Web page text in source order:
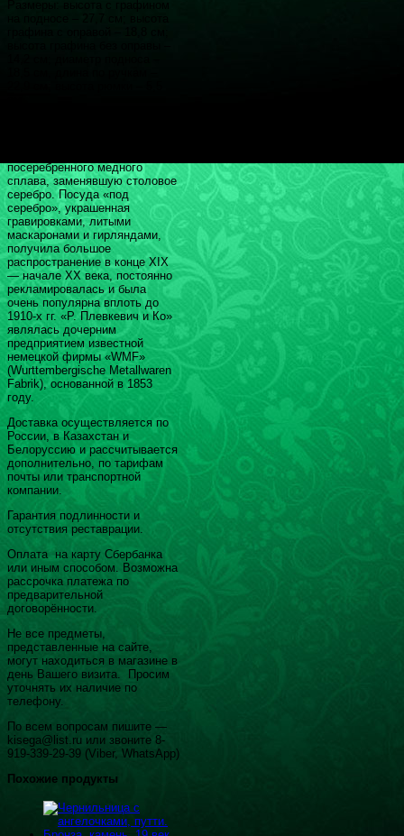
посеребренного медного
сплава, заменявшую столовое
серебро. Посуда «под
серебро», украшенная
гравировками, литыми
маскаронами и гирляндами,
получила большое
распространение в конце XIX
— начале XX века, постоянно
рекламировалась и была
очень популярна вплоть до
1910-х гг. «Р. Плевкевич и Ко»
являлась дочерним
предприятием известной
немецкой фирмы «WMF»
(Wurttembergische Metallwaren
Fabrik), основанной в 1853
году.
Доставка осуществляется по
России, в Казахстан и
Белоруссию и рассчитывается
дополнительно, по тарифам
почты или транспортной
компании.
Гарантия подлинности и
отсутствия реставрации.
Оплата на карту Сбербанка
или иным способом. Возможна
рассрочка платежа по
предварительной
договорённости.
Не все предметы,
представленные на сайте,
могут находиться в магазине в
день Вашего визита. Просим
уточнять их наличие по
телефону.
По всем вопросам пишите —
kisega@list.ru или звоните 8-
919-339-29-39 (Viber, WhatsApp)
Похожие продукты